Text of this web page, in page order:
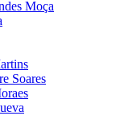
Moça
Soares